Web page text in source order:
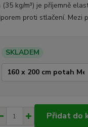
kg/m³) je příjemně
proti stlačení. Mezi
SKLADEM
Přidat do